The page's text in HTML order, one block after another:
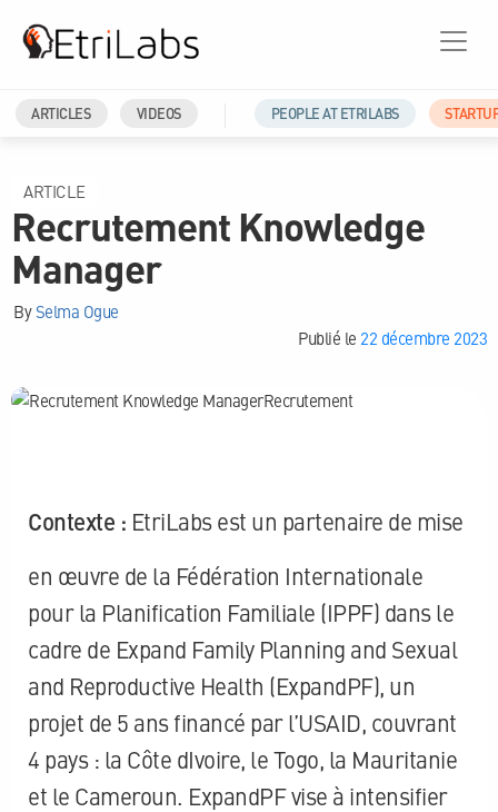
ARTICLES VIDEOS PEOPLE AT ETRILABS
ARTICLE
Recrutement Knowledge
Manager
BySelma Ogue
Publié le 22 décembre 2023
Contexte : EtriLabs est un partenaire de mise
en œuvre de la Fédération Internationale
pour la Planification Familiale (IPPF) dans le
cadre de Expand Family Planning and Sexual
and Reproductive Health (ExpandPF), un
projet de 5 ans financé par l’USAID, couvrant
4 pays : la Côte dIvoire, le Togo, la Mauritanie
et le Cameroun. ExpandPF vise à intensifier